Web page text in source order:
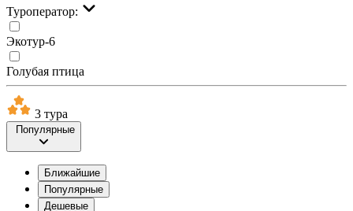
Туроператор:
Экотур-6
Голубая птица
3 тура
Популярные
Ближайшие
Популярные
Дешевые